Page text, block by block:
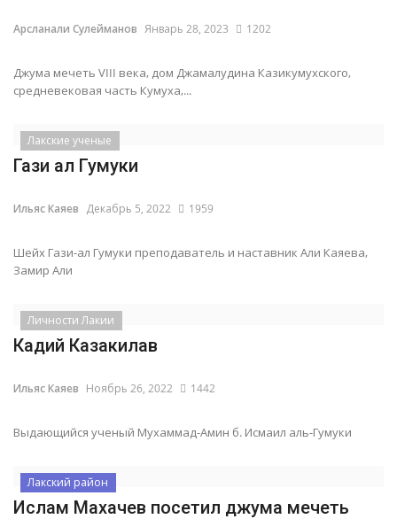
Арсланали Сулейманов Январь 28, 2023 1202
Джума мечеть VIII века, дом Джамалудина Казикумухского,
средневековая часть Кумуха,...
Лакские ученые
Гази ал Гумуки
Ильяс Каяев Декабрь 5, 2022 1959
Шейх Гази-ал Гумуки преподаватель и наставник Али Каяева,
Замир Али
Личности Лакии
Кадий Казакилав
Ильяс Каяев Ноябрь 26, 2022 1442
Выдающийся ученый Мухаммад-Амин б. Исмаил аль-Гумуки
Лакский район
Ислам Махачев посетил джума мечеть